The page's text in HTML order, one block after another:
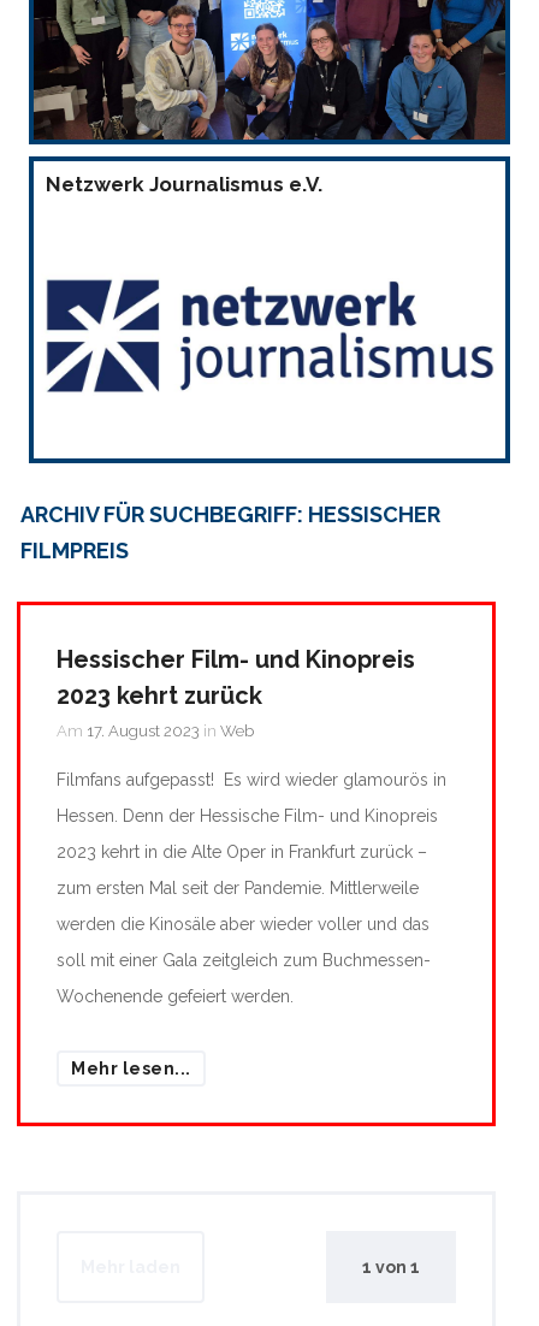
Netzwerk Journalismus e.V.
ARCHIV FÜR SUCHBEGRIFF: HESSISCHER
FILMPREIS
Hessischer Film- und Kinopreis
2023 kehrt zurück
Am 17. August 2023 in Web
Filmfans aufgepasst! Es wird wieder glamourös in
Hessen. Denn der Hessische Film- und Kinopreis
2023 kehrt in die Alte Oper in Frankfurt zurück –
zum ersten Mal seit der Pandemie. Mittlerweile
werden die Kinosäle aber wieder voller und das
soll mit einer Gala zeitgleich zum Buchmessen-
Wochenende gefeiert werden.
Mehr lesen...
1 von 1